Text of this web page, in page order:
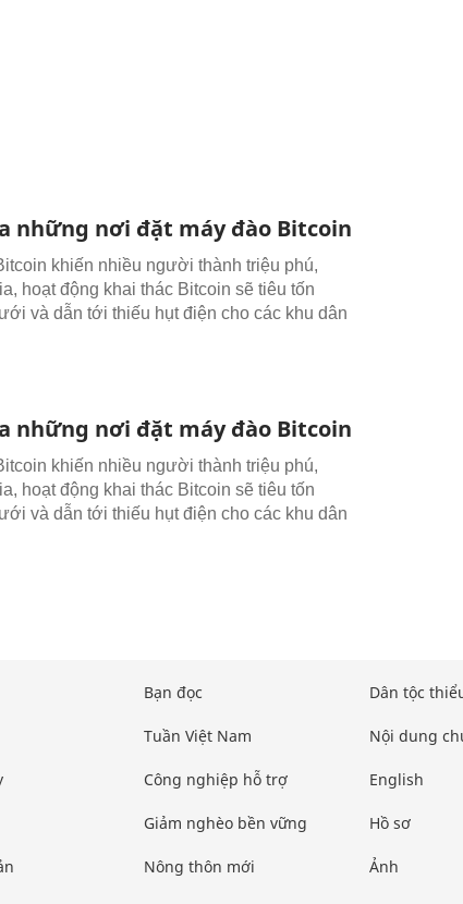
những nơi đặt máy đào Bitcoin
khiến nhiều người thành triệu phú,
hoạt động khai thác Bitcoin sẽ tiêu tốn
và dẫn tới thiếu hụt điện cho các khu dân
những nơi đặt máy đào Bitcoin
khiến nhiều người thành triệu phú,
hoạt động khai thác Bitcoin sẽ tiêu tốn
và dẫn tới thiếu hụt điện cho các khu dân
Bạn đọc
Tuần Việt Nam
Công nghiệp hỗ trợ
Giảm nghèo bền vững
Nông thôn mới
Dân tộc
Nội dung
English
Hồ sơ
Ảnh